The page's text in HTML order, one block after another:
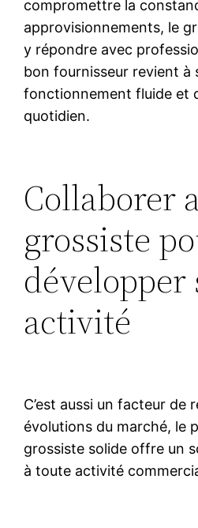
compromettre la
approvisionnements, le
y répondre avec
bon fournisseur revient à
fonctionnement fluide et
quotidien.
Collaborer
grossiste
développer
activité
C’est aussi un facteur de
évolutions du marché, le
grossiste solide offre un
à toute activité